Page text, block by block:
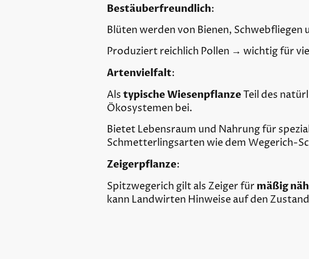
Bestäuberfreundlich:
Blüten werden von Bienen, Schwebfliegen
Produziert reichlich Pollen → wichtig für
Artenvielfalt:
Alstypische WiesenpflanzeTeil des
Ökosystemen bei.
Bietet Lebensraum und Nahrung für
Schmetterlingsarten wie dem Wegerich-
Zeigerpflanze:
Spitzwegerich gilt als Zeiger für mäßig
kann Landwirten Hinweise auf den